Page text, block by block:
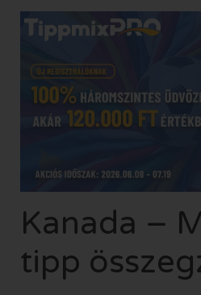
Kanada –
tipp